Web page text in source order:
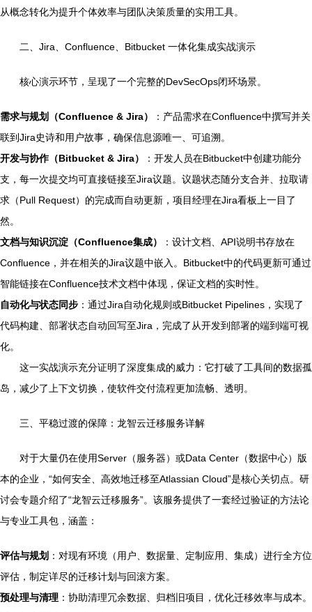
从概念转化为提升个体效率与团队决策质量的实用工具。
二、Jira、Confluence、Bitbucket 一体化集成实战演示
核心演示环节，呈现了一个完整的DevSecOps闭环场景。
需求与规划（Confluence & Jira）
：产品需求在Confluence中撰写并关
联到Jira史诗和用户故事，确保信息源唯一、可追溯。
开发与协作（Bitbucket & Jira）
：开发人员在Bitbucket中创建功能分
支，每一次提交均可直接链接至Jira议题。议题状态随分支合并、拉取请
求（Pull Request）的完成而自动更新，项目经理在Jira看板上一目了
然。
文档与知识沉淀（Confluence集成）
：设计文档、API说明书存放在
Confluence，并在相关的Jira议题中嵌入。Bitbucket中的代码更新可通过
智能链接在Confluence技术文档中体现，保证文档的实时性。
自动化与状态同步 ：通过Jira自动化规则或Bitbucket Pipelines，实现了
代码构建、部署状态自动回写至Jira，完成了从开发到部署的端到端可视
化。
这一实战演示充分证明了深度集成的威力：它打破了工具间的数据孤
岛，减少了上下文切换，使软件交付流程更加流畅、透明。
三、平稳过渡的保障：龙智云迁移服务详解
对于大量仍在使用Server（服务器）或Data Center（数据中心）版
本的企业，“如何安全、高效地迁移至Atlassian Cloud”是核心关切点。研
讨会专题介绍了“龙智云迁移服务”。该服务提供了一套经过验证的方法论
与专业工具包，涵盖：
评估与规划 ：对现有环境（用户、数据量、定制应用、集成）进行全方位
评估，制定详尽的迁移计划与回滚方案。
预处理与清理 ：协助清理冗余数据、归档旧项目，优化迁移效率与成本。